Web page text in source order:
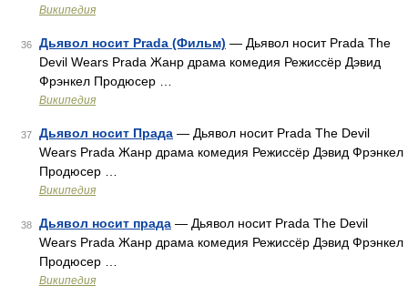
Википедия
36 Дьявол носит Prada (Фильм) — Дьявол носит Prada The
Devil Wears Prada Жанр драма комедия Режиссёр Дэвид
Фрэнкел Продюсер …
Википедия
37 Дьявол носит Прада — Дьявол носит Prada The Devil
Wears Prada Жанр драма комедия Режиссёр Дэвид Фрэнкел
Продюсер …
Википедия
38 Дьявол носит прада — Дьявол носит Prada The Devil
Wears Prada Жанр драма комедия Режиссёр Дэвид Фрэнкел
Продюсер …
Википедия